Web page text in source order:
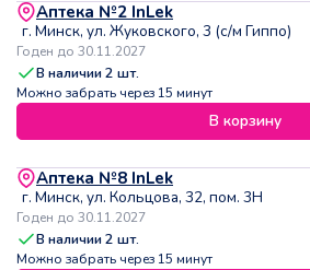
Аптека №2 InLek
г. Минск, ул. Жуковского, 3 (с/м Гиппо)
Годен до 30.11.2027
В наличии2 шт.
Можно забрать через 15 минут
В корзину
Аптека №8 InLek
г. Минск, ул. Кольцова, 32, пом. 3Н
Годен до 30.11.2027
В наличии2 шт.
Можно забрать через 15 минут